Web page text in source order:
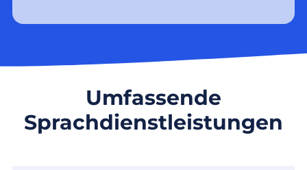
Umfassende
Sprachdienstleistungen